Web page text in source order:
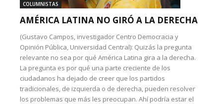
COLUMNISTAS
AMÉRICA LATINA NO GIRÓ A LA DERECHA
(Gustavo Campos, investigador Centro Democracia y
Opinión Pública, Universidad Central): Quizás la pregunta
relevante no sea por qué América Latina gira a la derecha.
La pregunta es por qué una parte creciente de los
ciudadanos ha dejado de creer que los partidos
tradicionales, de izquierda o de derecha, pueden resolver
los problemas que más les preocupan. Ahí podría estar el